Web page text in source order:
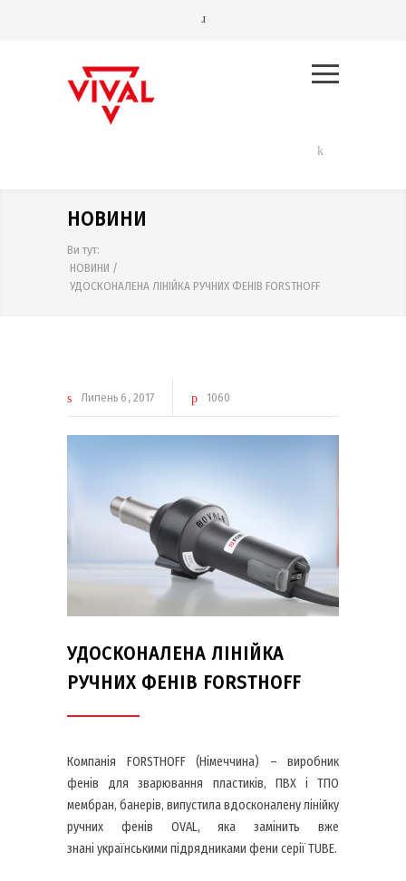
НОВИНИ
Ви тут:
НОВИНИ /
УДОСКОНАЛЕНА ЛІНІЙКА РУЧНИХ ФЕНІВ FORSTHOFF
Липень 6 2017 1060
УДОСКОНАЛЕНА ЛІНІЙКА
РУЧНИХ ФЕНІВ FORSTHOFF
Компанія FORSTHOFF (Німеччина) – виробник
фенів для зварювання пластиків, ПВХ і ТПО
мембран, банерів, випустила вдосконалену лінійку
ручних фенів OVAL, яка замінить вже
знані українськими підрядниками фени серії TUBE.